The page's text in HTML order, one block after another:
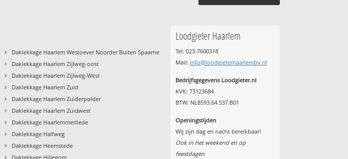
› Daklekkage Haarlem Westoever Noorder Buiten Spaarne
› Daklekkage Haarlem Zijlweg-oost
› Daklekkage Haarlem Zijlweg-West
› Daklekkage Haarlem Zuid
› Daklekkage Haarlem Zuiderpolder
› Daklekkage Haarlem Zuidwest
› Daklekkage Haarlemmerliede
› Daklekkage Halfweg
› Daklekkage Heemstede
› Daklekkage Hillegom
Loodgieter Haarlem
Tel: 023-7600318
Mail: info@loodgieterhaarlembv.nl
Bedrijfsgegevens Loodgieter.nl
KVK: 73123684
BTW: NL8593.64.537.B01
Openingstijden
Wij zijn dag en nacht bereikbaar!
Ook in het weekend en op
feestdagen